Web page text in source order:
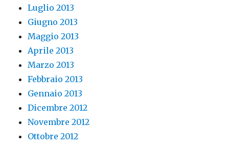
Luglio 2013
Giugno 2013
Maggio 2013
Aprile 2013
Marzo 2013
Febbraio 2013
Gennaio 2013
Dicembre 2012
Novembre 2012
Ottobre 2012